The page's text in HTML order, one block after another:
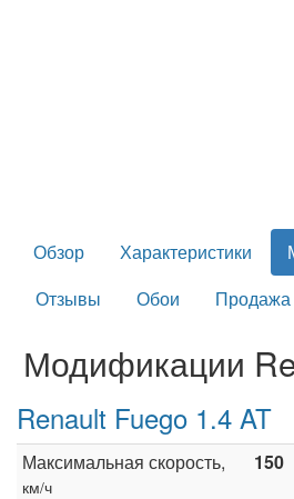
Обзор Характеристики
Отзывы
Обои Продажа
Модификации
Renault Fuego 1.4 AT
Максимальная скорость,
км/ч
150